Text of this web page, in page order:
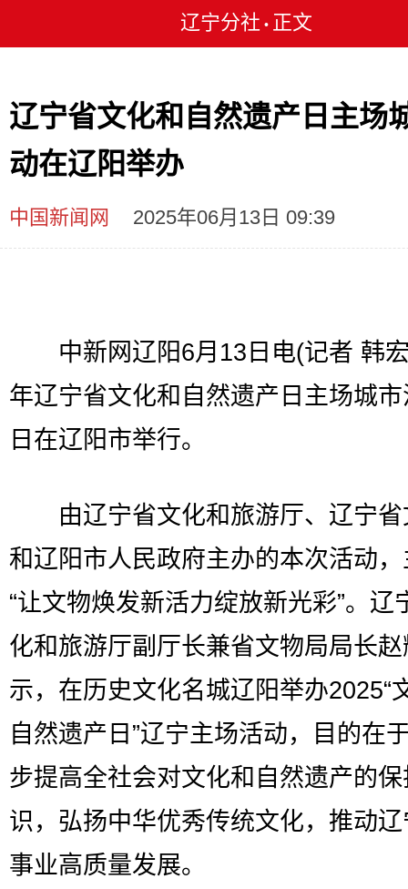
辽宁分社 • 正文
辽宁省文化和自然遗产日主场
动在辽阳举办
中国新闻网 2025年06月13日 09:39
中新网辽阳6月13日电(记者 韩
年辽宁省文化和自然遗产日主场城
日在辽阳市举行。
由辽宁省文化和旅游厅、辽宁省
和辽阳市人民政府主办的本次活动
“让文物焕发新活力绽放新光彩”。辽
化和旅游厅副厅长兼省文物局局长
示，在历史文化名城辽阳举办2025“
自然遗产日”辽宁主场活动，目的在
步提高全社会对文化和自然遗产的
识，弘扬中华优秀传统文化，推动
事业高质量发展。